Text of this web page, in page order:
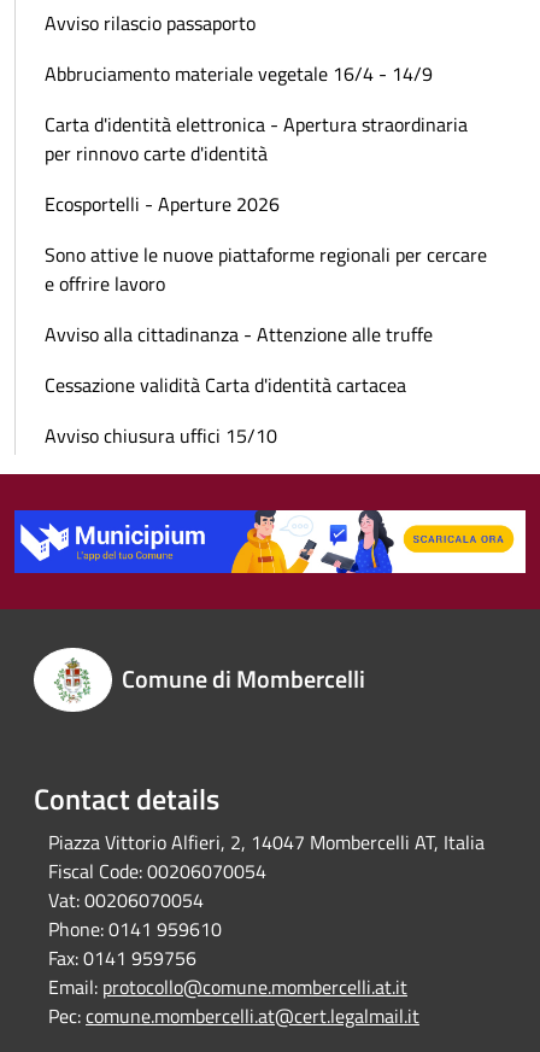
Avviso rilascio passaporto
Abbruciamento materiale vegetale 16/4 - 14/9
Carta d'identità elettronica - Apertura straordinaria
per rinnovo carte d'identità
Ecosportelli - Aperture 2026
Sono attive le nuove piattaforme regionali per cercare
e offrire lavoro
Avviso alla cittadinanza - Attenzione alle truffe
Cessazione validità Carta d'identità cartacea
Avviso chiusura uffici 15/10
Comune di Mombercelli
Contact details
Piazza Vittorio Alfieri, 2, 14047 Mombercelli AT, Italia
Fiscal Code:00206070054
Vat:00206070054
Phone:0141 959610
Fax:0141 959756
Email: protocollo@comune.mombercelli.at.it
Pec:comune.mombercelli.at@cert.legalmail.it